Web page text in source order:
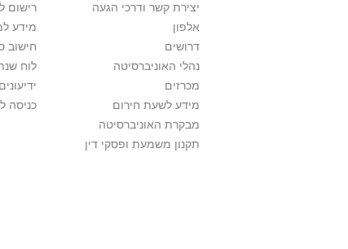
יצירת קשר ודרכי הגעה
אלפון
דרושים
נהלי האוניברסיטה
מכרזים
מידע לשעת חירום
מבקרת האוניברסיטה
תקנון משמעת ופסקי דין
רישום
מידע
חישוב
לוח
ידיעונים
כניסה